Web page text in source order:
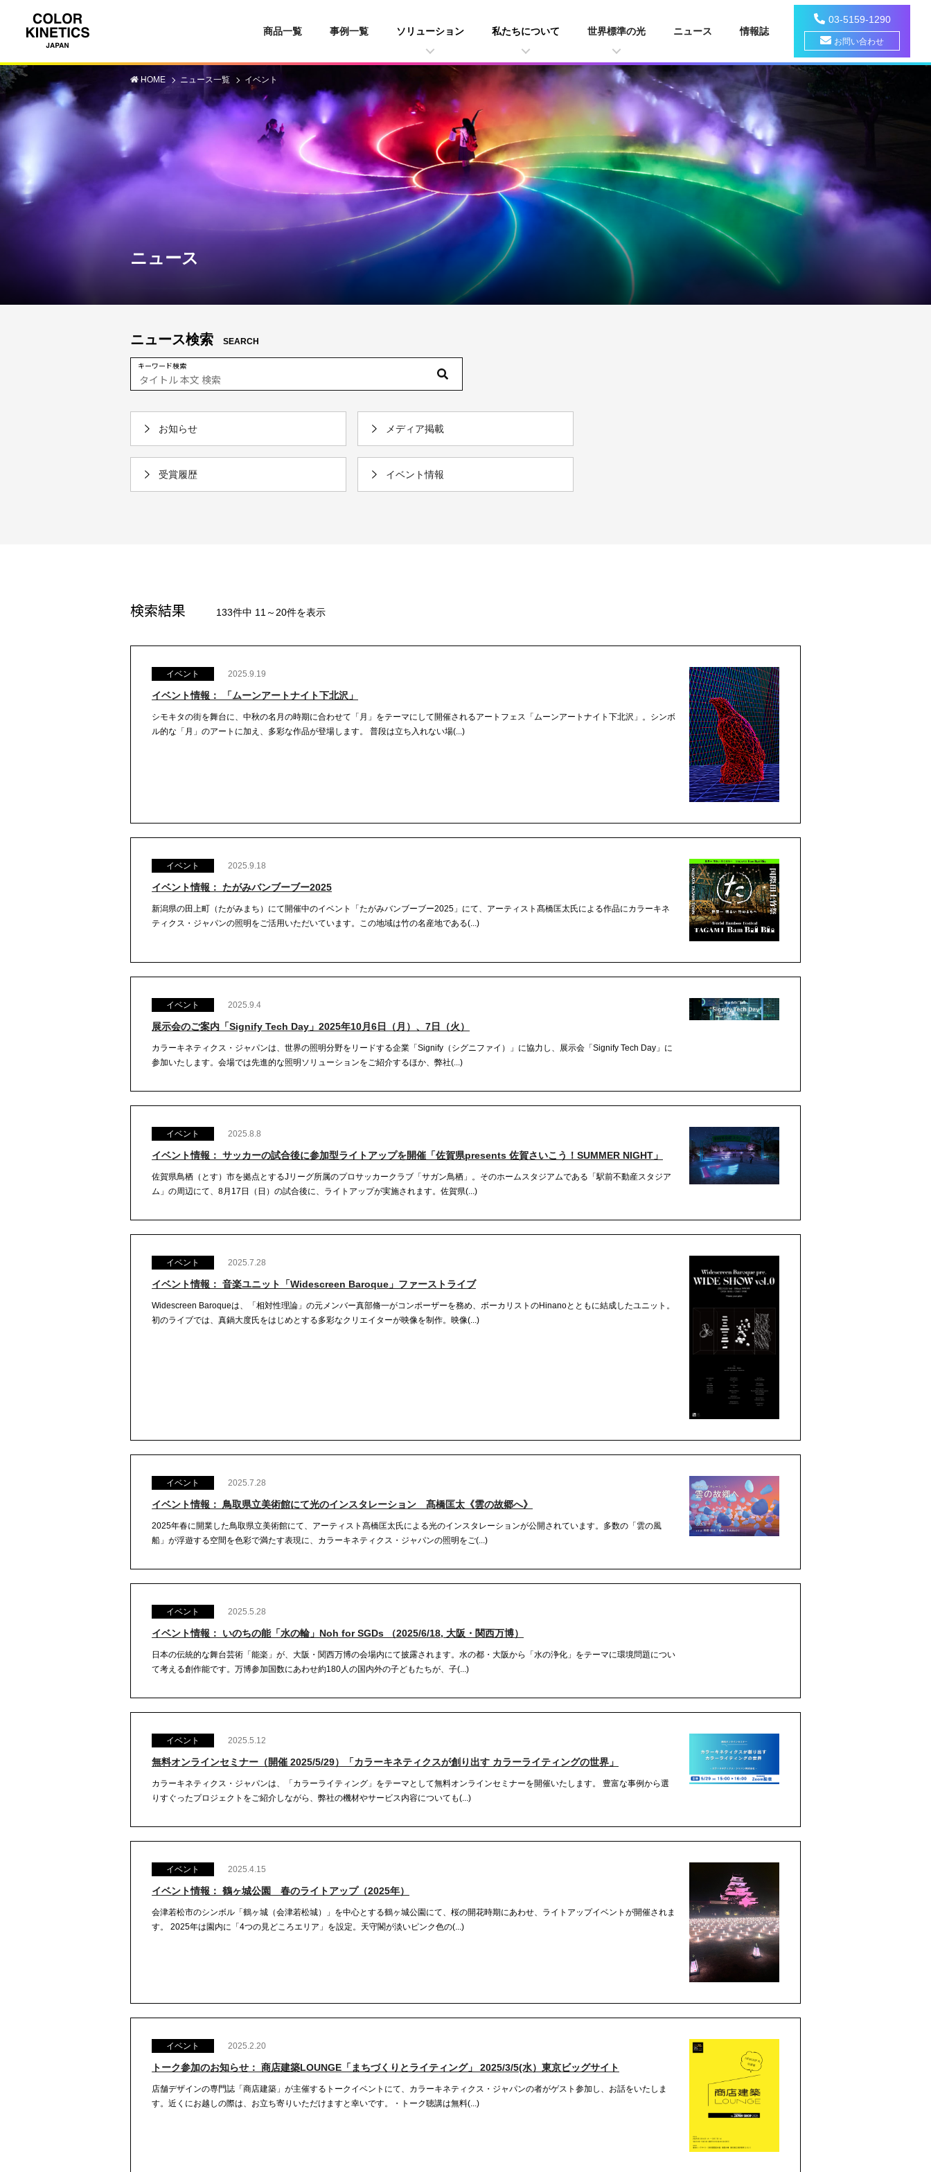
商品一覧 事例一覧 ソリューション 私たちについて 世界標準の光 ニュース 情報誌
03-5159-1290
お問い合わせ
HOME ニュース一覧 イベント
ニュース
ニュース検索 SEARCH
キーワード検索
お知らせ メディア掲載
受賞履歴 イベント情報
検索結果 133件中 11～20件を表示
イベント 2025.9.19
イベント情報： 「ムーンアートナイト下北沢」
シモキタの街を舞台に、中秋の名月の時期に合わせて「月」をテーマにして開催されるアートフェス「ムーンアートナイト下北沢」。シンボ
ル的な「月」のアートに加え、多彩な作品が登場します。 普段は立ち入れない場(...)
イベント 2025.9.18
イベント情報： たがみバンブーブー2025
新潟県の田上町（たがみまち）にて開催中のイベント「たがみバンブーブー2025」にて、アーティスト髙橋匡太氏による作品にカラーキネ
ティクス・ジャパンの照明をご活用いただいています。この地域は竹の名産地である(...)
イベント 2025.9.4
展示会のご案内「Signify Tech Day」2025年10月6日（月）、7日（火）
カラーキネティクス・ジャパンは、世界の照明分野をリードする企業「Signify（シグニファイ）」に協力し、展示会「Signify Tech Day」に
参加いたします。会場では先進的な照明ソリューションをご紹介するほか、弊社(...)
イベント 2025.8.8
イベント情報： サッカーの試合後に参加型ライトアップを開催「佐賀県presents 佐賀さいこう！SUMMER NIGHT」
佐賀県鳥栖（とす）市を拠点とするJリーグ所属のプロサッカークラブ「サガン鳥栖」。そのホームスタジアムである「駅前不動産スタジア
ム」の周辺にて、8月17日（日）の試合後に、ライトアップが実施されます。佐賀県(...)
イベント 2025.7.28
イベント情報： 音楽ユニット「Widescreen Baroque」ファーストライブ
Widescreen Baroqueは、「相対性理論」の元メンバー真部脩一がコンポーザーを務め、ボーカリストのHinanoとともに結成したユニット。
初のライブでは、真鍋大度氏をはじめとする多彩なクリエイターが映像を制作。映像(...)
イベント 2025.7.28
イベント情報： 鳥取県立美術館にて光のインスタレーション 髙橋匡太《雲の故郷へ》
2025年春に開業した鳥取県立美術館にて、アーティスト髙橋匡太氏による光のインスタレーションが公開されています。多数の「雲の風
船」が浮遊する空間を色彩で満たす表現に、カラーキネティクス・ジャパンの照明をご(...)
イベント 2025.5.28
イベント情報： いのちの能「水の輪」Noh for SGDs （2025/6/18, 大阪・関西万博）
日本の伝統的な舞台芸術「能楽」が、大阪・関西万博の会場内にて披露されます。水の都・大阪から「水の浄化」をテーマに環境問題につい
て考える創作能です。万博参加国数にあわせ約180人の国内外の子どもたちが、子(...)
イベント 2025.5.12
無料オンラインセミナー（開催 2025/5/29）「カラーキネティクスが創り出す カラーライティングの世界」
カラーキネティクス・ジャパンは、「カラーライティング」をテーマとして無料オンラインセミナーを開催いたします。 豊富な事例から選
りすぐったプロジェクトをご紹介しながら、弊社の機材やサービス内容についても(...)
イベント 2025.4.15
イベント情報： 鶴ヶ城公園 春のライトアップ（2025年）
会津若松市のシンボル「鶴ヶ城（会津若松城）」を中心とする鶴ヶ城公園にて、桜の開花時期にあわせ、ライトアップイベントが開催されま
す。 2025年は園内に「4つの見どころエリア」を設定。天守閣が淡いピンク色の(...)
イベント 2025.2.20
トーク参加のお知らせ： 商店建築LOUNGE「まちづくりとライティング」 2025/3/5(水）東京ビッグサイト
店舗デザインの専門誌「商店建築」が主催するトークイベントにて、カラーキネティクス・ジャパンの者がゲスト参加し、お話をいたしま
す。近くにお越しの際は、お立ち寄りいただけますと幸いです。・トーク聴講は無料(...)